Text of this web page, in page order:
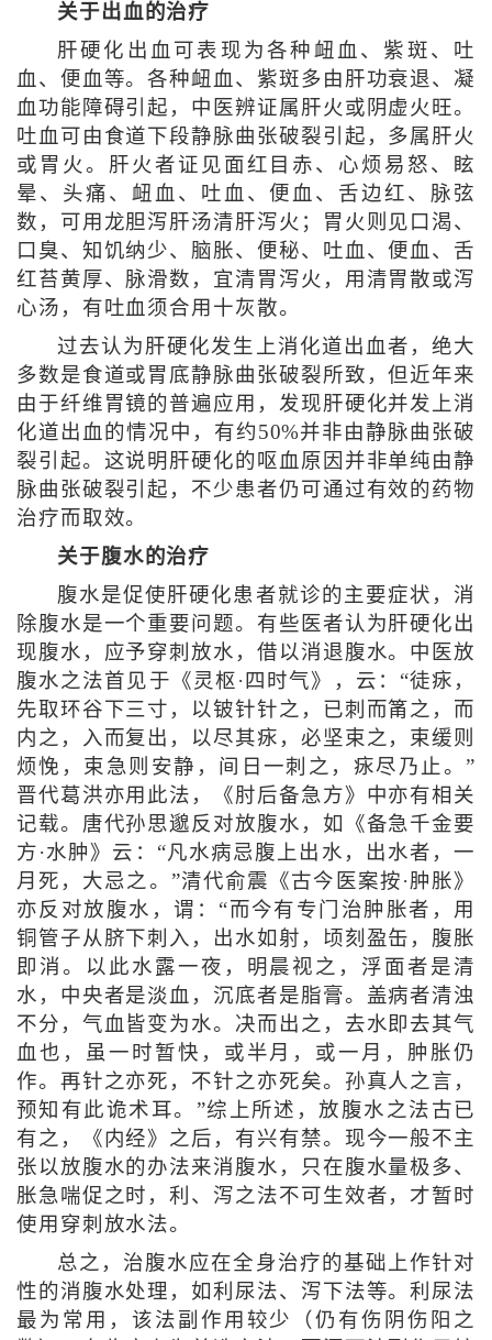
关于出血的治疗
肝硬化出血可表现为各种衄血、紫斑、吐
血、便血等。各种衄血、紫斑多由肝功衰退、凝
血功能障碍引起，中医辨证属肝火或阴虚火旺。
吐血可由食道下段静脉曲张破裂引起，多属肝火
或胃火。肝火者证见面红目赤、心烦易怒、眩
晕、头痛、衄血、吐血、便血、舌边红、脉弦
数，可用龙胆泻肝汤清肝泻火；胃火则见口渴、
口臭、知饥纳少、脑胀、便秘、吐血、便血、舌
红苔黄厚、脉滑数，宜清胃泻火，用清胃散或泻
心汤，有吐血须合用十灰散。
过去认为肝硬化发生上消化道出血者，绝大
多数是食道或胃底静脉曲张破裂所致，但近年来
由于纤维胃镜的普遍应用，发现肝硬化并发上消
化道出血的情况中，有约50%并非由静脉曲张破
裂引起。这说明肝硬化的呕血原因并非单纯由静
脉曲张破裂引起，不少患者仍可通过有效的药物
治疗而取效。
关于腹水的治疗
腹水是促使肝硬化患者就诊的主要症状，消
除腹水是一个重要问题。有些医者认为肝硬化出
现腹水，应予穿刺放水，借以消退腹水。中医放
腹水之法首见于《灵枢·四时气》，云：“徒㽷，
先取环谷下三寸，以铍针针之，已刺而筩之，而
内之，入而复出，以尽其㽷，必坚束之，束缓则
烦悗，束急则安静，间日一刺之，㽷尽乃止。”
晋代葛洪亦用此法，《肘后备急方》中亦有相关
记载。唐代孙思邈反对放腹水，如《备急千金要
方·水肿》云：“凡水病忌腹上出水，出水者，一
月死，大忌之。”清代俞震《古今医案按·肿胀》
亦反对放腹水，谓：“而今有专门治肿胀者，用
铜管子从脐下刺入，出水如射，顷刻盈缶，腹胀
即消。以此水露一夜，明晨视之，浮面者是清
水，中央者是淡血，沉底者是脂膏。盖病者清浊
不分，气血皆变为水。决而出之，去水即去其气
血也，虽一时暂快，或半月，或一月，肿胀仍
作。再针之亦死，不针之亦死矣。孙真人之言，
预知有此诡术耳。”综上所述，放腹水之法古已
有之，《内经》之后，有兴有禁。现今一般不主
张以放腹水的办法来消腹水，只在腹水量极多、
胀急喘促之时，利、泻之法不可生效者，才暂时
使用穿刺放水法。
总之，治腹水应在全身治疗的基础上作针对
性的消腹水处理，如利尿法、泻下法等。利尿法
最为常用，该法副作用较少（仍有伤阴伤阳之